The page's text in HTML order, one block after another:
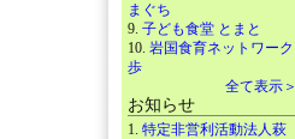
まぐち
9. 子ども食堂 とまと
10. 岩国食育ネットワーク
歩
全て表示＞
お知らせ
1. 特定非営利活動法人萩